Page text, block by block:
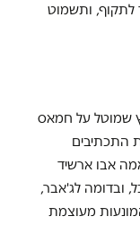
לתקוף, ותשמוט
שמוטל על חמאס
התכתיבים
אבו ארשיד
ובדומה לג'אבר,
מעוצמת